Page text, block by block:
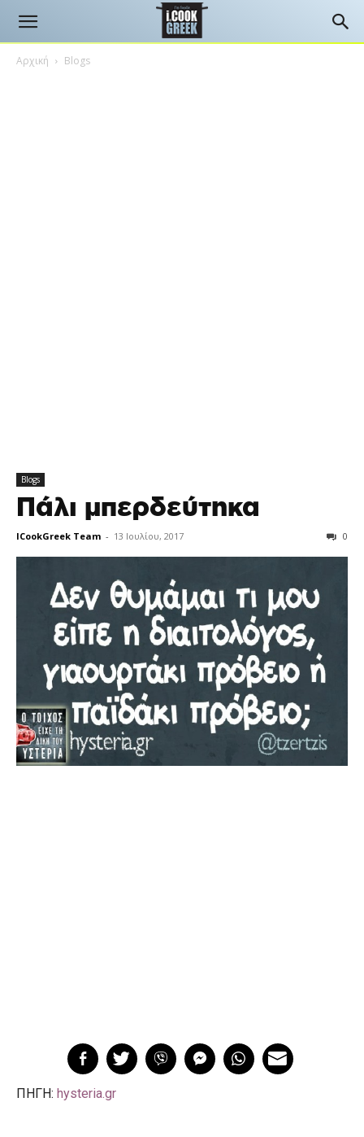
Αρχική Blogs
Blogs
Πάλι μπερδεύτηκα
ICookGreek Team - 13 Ιουλίου, 2017 0
ΠΗΓΗ: hysteria.gr